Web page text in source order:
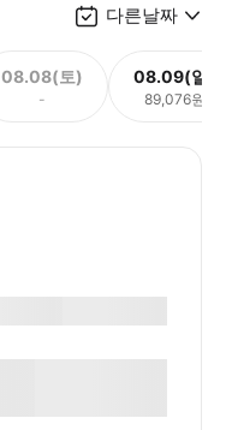
다른날짜
08.08(토)
-
08.09(일)
89,076원